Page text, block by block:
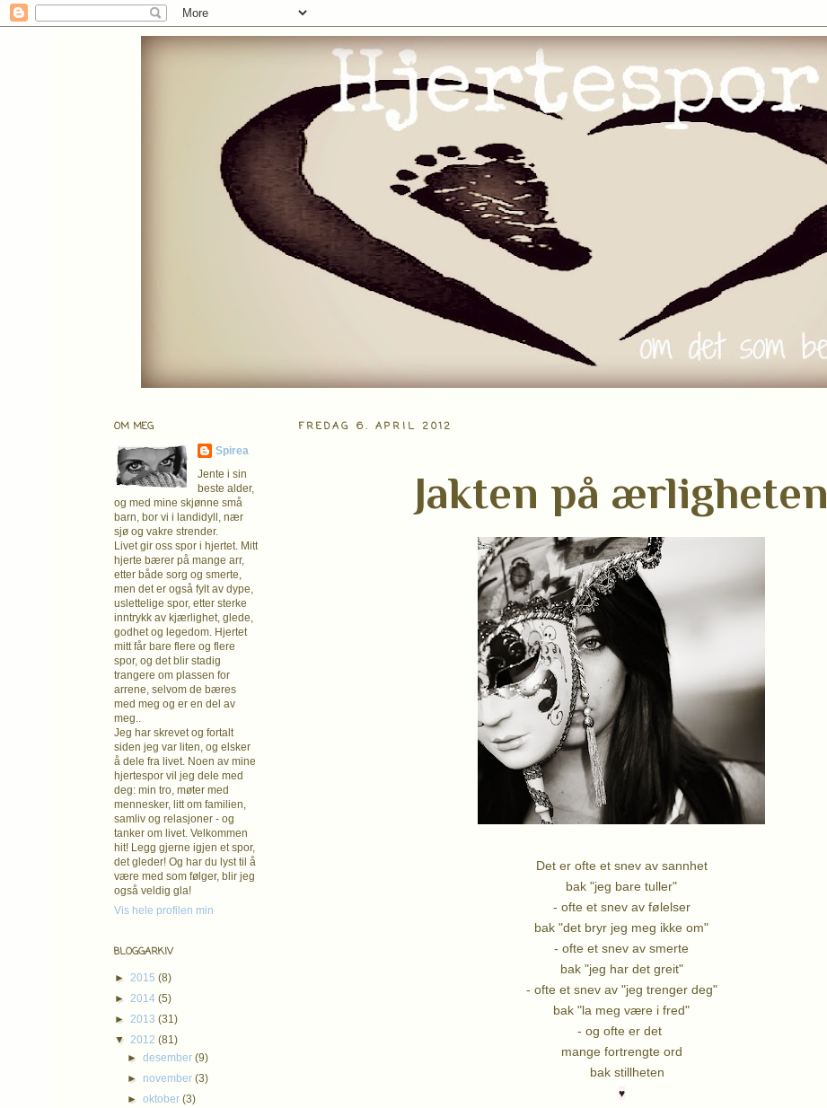
FREDAG 6. APRIL 2012
Jakten på ærligheten
Det er ofte et snev av sannhet
bak "jeg bare tuller"
- ofte et snev av følelser
bak "det bryr jeg meg ikke om"
- ofte et snev av smerte
bak "jeg har det greit"
- ofte et snev av "jeg trenger deg"
bak "la meg være i fred"
- og ofte er det
mange fortrengte ord
bak stillheten
♥
OM MEG
Spirea
Jente i sin
beste alder,
og med mine skjønne små
barn, bor vi i landidyll, nær
sjø og vakre strender.
Livet gir oss spor i hjertet. Mitt
hjerte bærer på mange arr,
etter både sorg og smerte,
men det er også fylt av dype,
uslettelige spor, etter sterke
inntrykk av kjærlighet, glede,
godhet og legedom. Hjertet
mitt får bare flere og flere
spor, og det blir stadig
trangere om plassen for
arrene, selvom de bæres
med meg og er en del av
meg..
Jeg har skrevet og fortalt
siden jeg var liten, og elsker
å dele fra livet. Noen av mine
hjertespor vil jeg dele med
deg: min tro, møter med
mennesker, litt om familien,
samliv og relasjoner - og
tanker om livet. Velkommen
hit! Legg gjerne igjen et spor,
det gleder! Og har du lyst til å
være med som følger, blir jeg
også veldig gla!
Vis hele profilen min
BLOGGARKIV
► 2015 (8)
► 2014 (5)
► 2013 (31)
▼ 2012 (81)
►desember(9)
► november(3)
►oktober(3)